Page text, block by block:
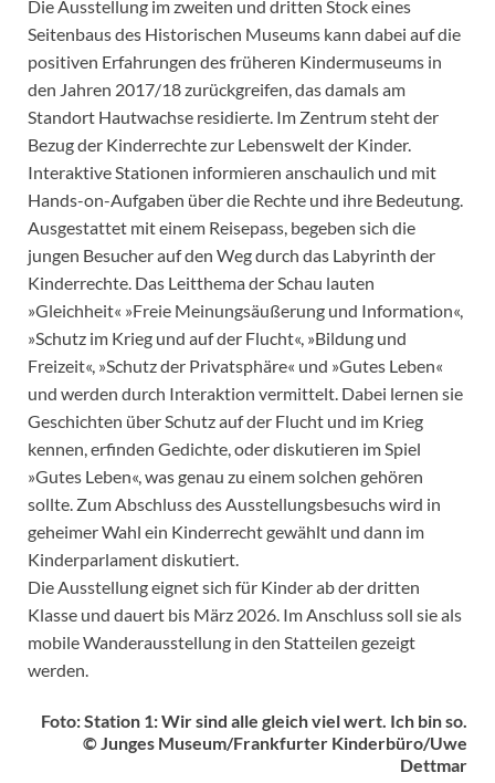
Die Ausstellung im zweiten und dritten Stock eines
Seitenbaus des Historischen Museums kann dabei auf die
positiven Erfahrungen des früheren Kindermuseums in
den Jahren 2017/18 zurückgreifen, das damals am
Standort Hautwachse residierte. Im Zentrum steht der
Bezug der Kinderrechte zur Lebenswelt der Kinder.
Interaktive Stationen informieren anschaulich und mit
Hands-on-Aufgaben über die Rechte und ihre Bedeutung.
Ausgestattet mit einem Reisepass, begeben sich die
jungen Besucher auf den Weg durch das Labyrinth der
Kinderrechte. Das Leitthema der Schau lauten
»Gleichheit« »Freie Meinungsäußerung und Information«,
»Schutz im Krieg und auf der Flucht«, »Bildung und
Freizeit«, »Schutz der Privatsphäre« und »Gutes Leben«
und werden durch Interaktion vermittelt. Dabei lernen sie
Geschichten über Schutz auf der Flucht und im Krieg
kennen, erfinden Gedichte, oder diskutieren im Spiel
»Gutes Leben«, was genau zu einem solchen gehören
sollte. Zum Abschluss des Ausstellungsbesuchs wird in
geheimer Wahl ein Kinderrecht gewählt und dann im
Kinderparlament diskutiert.
Die Ausstellung eignet sich für Kinder ab der dritten
Klasse und dauert bis März 2026. Im Anschluss soll sie als
mobile Wanderausstellung in den Statteilen gezeigt
werden.
Foto: Station 1: Wir sind alle gleich viel wert. Ich bin so.
© Junges Museum/Frankfurter Kinderbüro/Uwe
Dettmar